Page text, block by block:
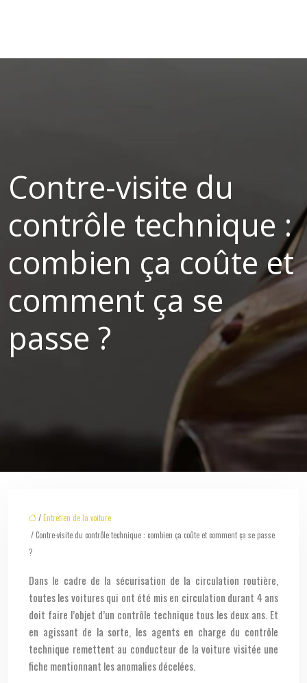
Contre-visite du
contrôle technique :
combien ça coûte et
comment ça se
passe ?
/Entretien de la voiture
/ Contre-visite du contrôle technique : combien ça coûte et comment ça se passe
?
Dans le cadre de la sécurisation de la circulation routière,
toutes les voitures qui ont été mis en circulation durant 4 ans
doit faire l’objet d’un contrôle technique tous les deux ans. Et
en agissant de la sorte, les agents en charge du contrôle
technique remettent au conducteur de la voiture visitée une
fiche mentionnant les anomalies décelées.